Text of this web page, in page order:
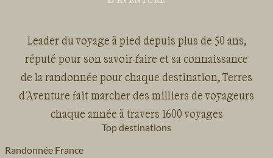
Leader du voyage à pied depuis plus de 50 ans,
réputé pour son savoir-faire et sa connaissance
de la randonnée pour chaque destination, Terres
d'Aventure fait marcher des milliers de voyageurs
chaque année à travers 1600 voyages
Top destinations
Randonnée France